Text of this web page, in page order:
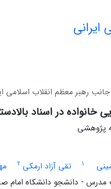
رهبر معظم انقلاب اسلامی
خانواده در اسناد
پژوهشی
1 تقی آزاد ارمکی 2
مدرس - دانشجو دانشکاه